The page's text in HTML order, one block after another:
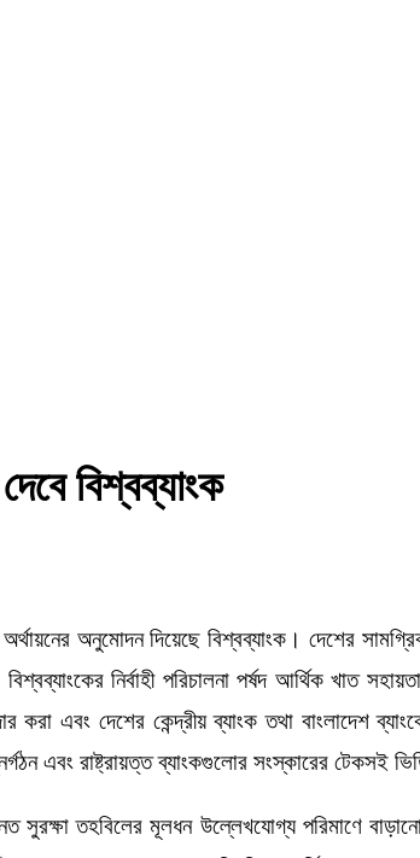
বিশ্বব্যাংক
অনুমোদন দিয়েছে বিশ্বব্যাংক। দেশের
নির্বাহী পরিচালনা পর্ষদ আর্থিক খাত
এবং দেশের কেন্দ্রীয় ব্যাংক তথা বাংলাদেশ
এবং রাষ্ট্রায়ত্ত ব্যাংকগুলোর সংস্কারের টেকসই
সুরক্ষা তহবিলের মূলধন উল্লেখযোগ্য পরিমাণে